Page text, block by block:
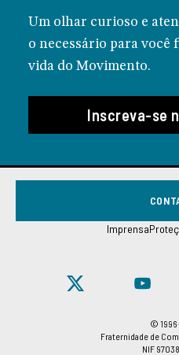
Um olhar curioso e
o necessário para você
vida do Movimento.
Inscreva-se
Imprensa
© 1996
Fraternidade de
NIF